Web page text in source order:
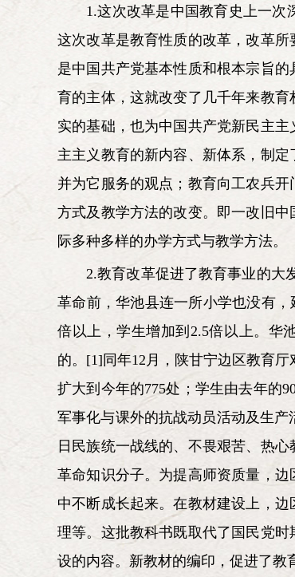
1.这次改革是中国教育史上一
这次改革是教育性质的改革，改革
是中国共产党基本性质和根本宗旨
育的主体，这就改变了几千年来教
实的基础，也为中国共产党新民主
主主义教育的新内容、新体系，制
并为它服务的观点；教育向工农兵
方式及教学方法的改变。即一改旧
际多种多样的办学方式与教学方法。
2.教育改革促进了教育事业的大
革命前，华池县连一所小学也没有
倍以上，学生增加到2.5倍以上。华
的。[1]同年12月，陕甘宁边区教育
扩大到今年的775处；学生由去年的
军事化与课外的抗战动员活动及生
日民族统一战线的、不畏艰苦、热
革命知识分子。为提高师资质量，
中不断成长起来。在教材建设上，
理等。这批教科书既取代了国民党
设的内容。新教材的编印，促进了教